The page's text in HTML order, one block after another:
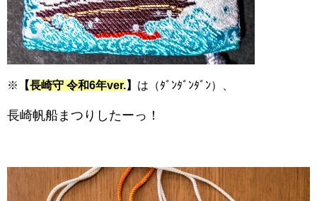
※ 【長崎守 令和6年ver.】 は（ﾀﾞﾝﾀﾞﾝﾀﾞﾝ）、
長崎帆船まつりしたーっ！